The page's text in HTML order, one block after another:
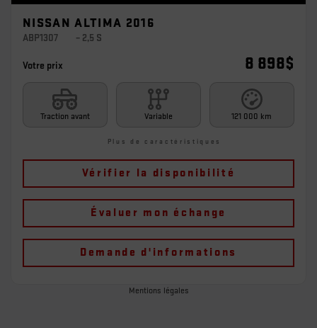
NISSAN ALTIMA 2016
ABP1307 – 2,5 S
Votre prix 8 898$
Traction avant Variable 121 000 km
Plus de caractéristiques
Vérifier la disponibilité
Évaluer mon échange
Demande d'informations
Mentions légales